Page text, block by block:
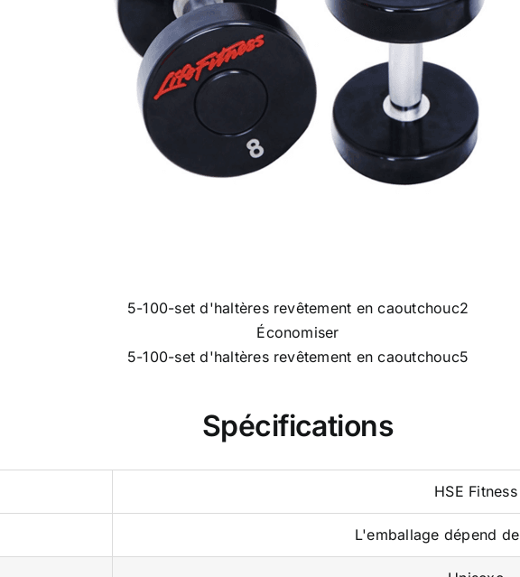
Économiser
Spécifications
HSE Fitness
L'emballage dépend